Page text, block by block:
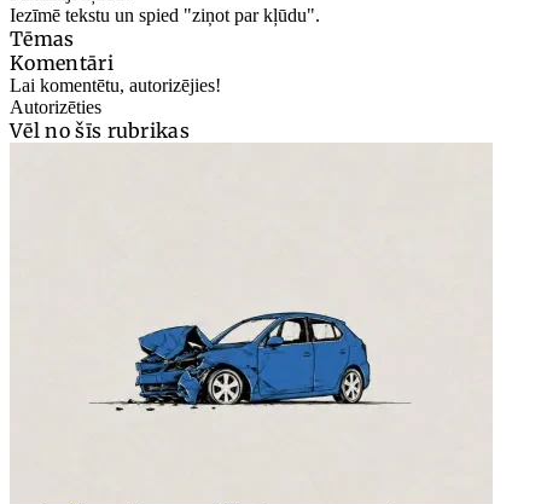
Iezīmē tekstu un spied "ziņot par kļūdu".
Tēmas
Komentāri
Lai komentētu, autorizējies!
Autorizēties
Vēl no šīs rubrikas